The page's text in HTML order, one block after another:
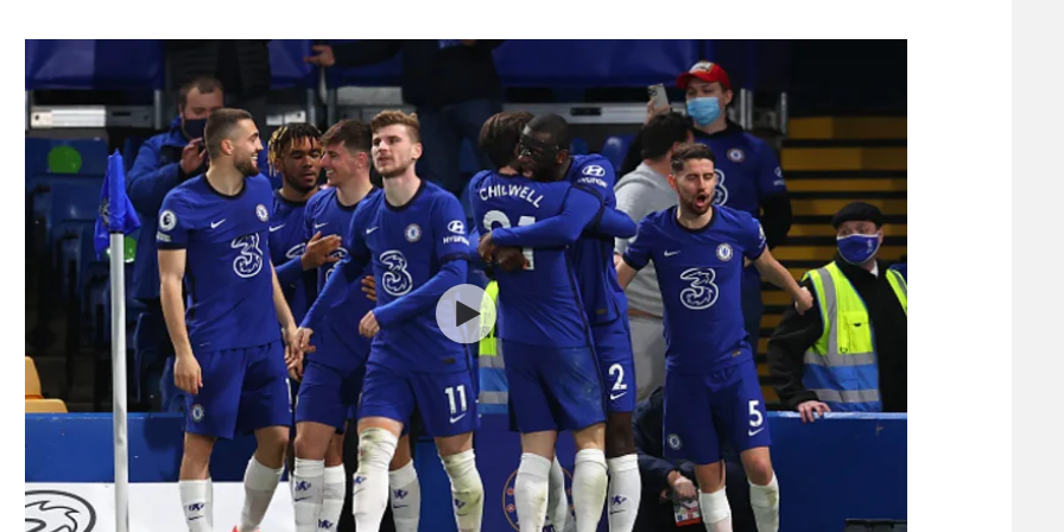
תקנון עבור פעילות אלקטרה
תקנון עבור פעילות ספורט 1 – "מרלן"
טניס
גיימינג E-Sports
תנאי שימוש
מדיניות פרטיות
תקנון פעילות ספורט 1
רשיון להקרנה פומבית לבית עסק
הצטרפות לחבילת הערוצים
הפועל תל אביב
הפועל חיפה
הפועל באר שבע
מכבי נתניה
בני יהודה
ליגה סינית
ליגה ברזילאית
ליגות נוספות